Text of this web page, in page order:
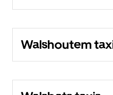
Walshoutem